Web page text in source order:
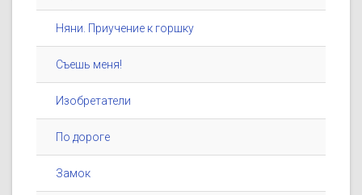
Няни. Приучение к горшку
Съешь меня!
Изобретатели
По дороге
Замок